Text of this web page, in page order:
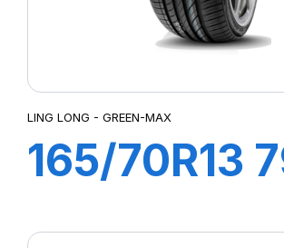
LING LONG - GREEN-MAX
165/70R13